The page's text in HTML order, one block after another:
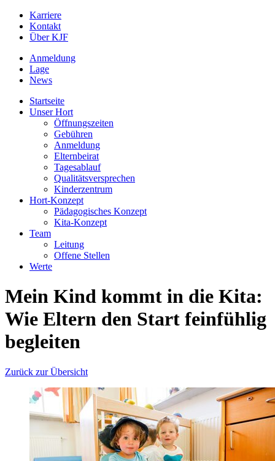
Karriere
Kontakt
Über KJF
Anmeldung
Lage
News
Startseite
Unser Hort
Öffnungszeiten
Gebühren
Anmeldung
Elternbeirat
Tagesablauf
Qualitätsversprechen
Kinderzentrum
Hort-Konzept
Pädagogisches Konzept
Kita-Konzept
Team
Leitung
Offene Stellen
Werte
Mein Kind kommt in die Kita:
Wie Eltern den Start feinfühlig
begleiten
Zurück zur Übersicht